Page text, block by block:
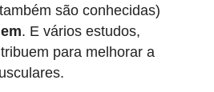
são conhecidas)
. E vários estudos,
para melhorar a